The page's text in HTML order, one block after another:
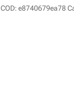
COD: e8740679ea78